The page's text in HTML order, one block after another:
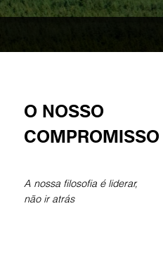
O NOSSO
COMPROMISSO
A nossa filosofia é liderar,
não ir atrás